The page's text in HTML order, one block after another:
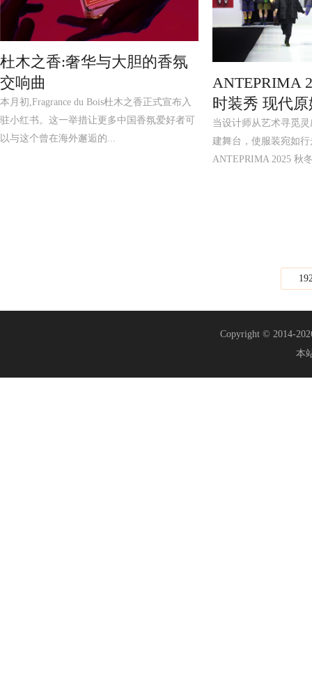
杜木之香:奢华与大胆的香氛
交响曲
本月初,Fragrance du Bois杜木之香正式宣布入
驻小红书。这一举措让更多中国香氛爱好者可
以与这个曾在海外邂逅的...
ANTEPRIMA
时装秀 现代
当设计师从艺术寻觅
建舞台，使服装宛如
ANTEPRIMA 2025 秋
Copyright © 2014-
本